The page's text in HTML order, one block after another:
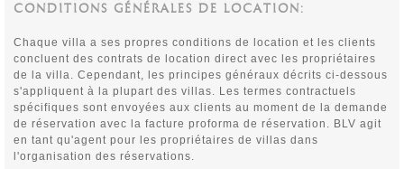
CONDITIONS GÉNÉRALES DE LOCATION:
Chaque villa a ses propres conditions de location et les clients
concluent des contrats de location direct avec les propriétaires
de la villa. Cependant, les principes généraux décrits ci-dessous
s'appliquent à la plupart des villas. Les termes contractuels
spécifiques sont envoyées aux clients au moment de la demande
de réservation avec la facture proforma de réservation. BLV agit
en tant qu'agent pour les propriétaires de villas dans
l'organisation des réservations.